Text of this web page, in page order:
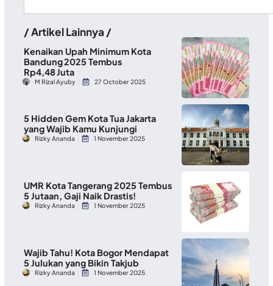
/ Artikel Lainnya /
Kenaikan Upah Minimum Kota
Bandung 2025 Tembus
Rp4,48 Juta
M Rizal Ayuby 27 October 2025
5 Hidden Gem Kota Tua Jakarta
yang Wajib Kamu Kunjungi
Rizky Ananda 1 November 2025
UMR Kota Tangerang 2025 Tembus
5 Jutaan, Gaji Naik Drastis!
Rizky Ananda 1 November 2025
Wajib Tahu! Kota Bogor Mendapat
5 Julukan yang Bikin Takjub
Rizky Ananda 1 November 2025